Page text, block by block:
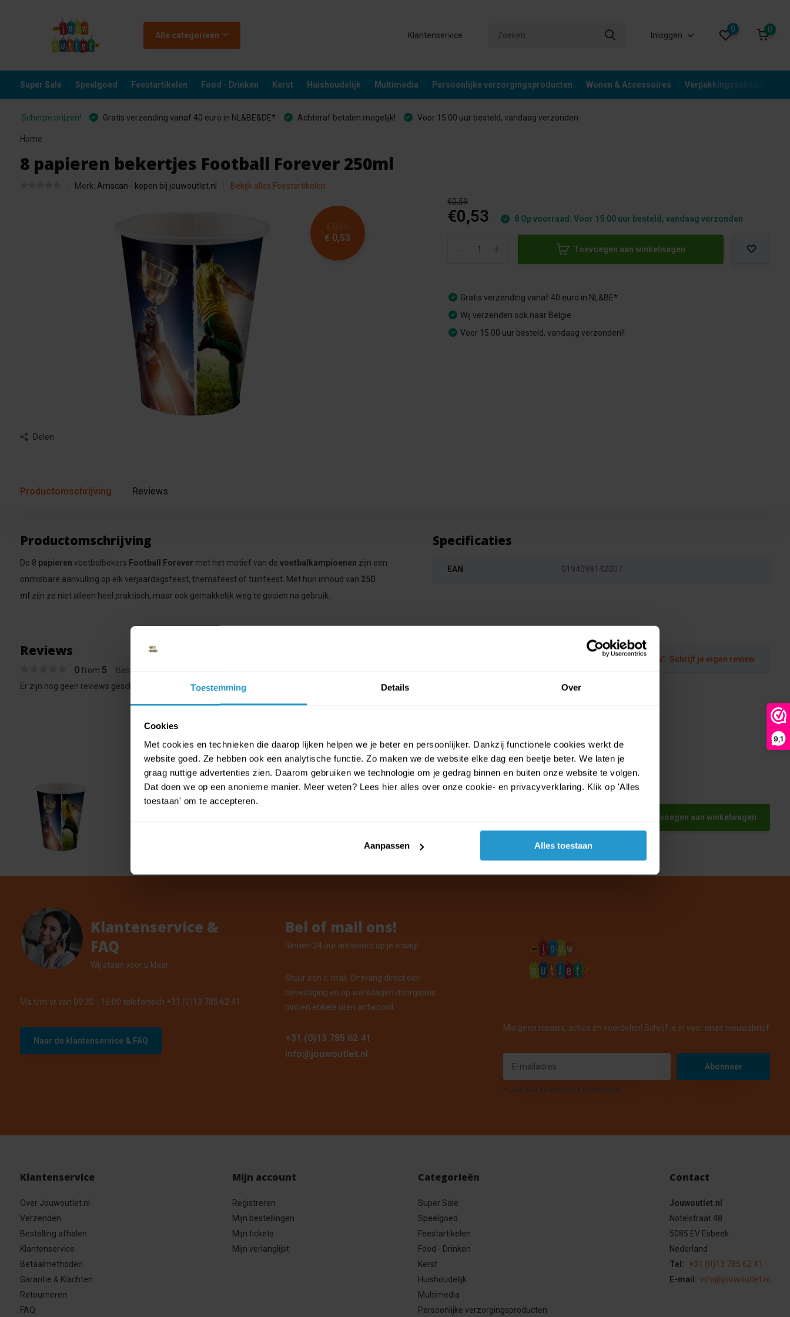
Toestemming Details Over
Cookies
Met cookies en technieken die daarop lijken helpen we je beter en persoonlijker. Dankzij functionele cookies werkt de
website goed. Ze hebben ook een analytische functie. Zo maken we de website elke dag een beetje beter. We laten je
graag nuttige advertenties zien. Daarom gebruiken we technologie om je gedrag binnen en buiten onze website te volgen.
Dat doen we op een anonieme manier. Meer weten? Lees hier alles over onze cookie- en privacyverklaring. Klik op 'Alles
toestaan' om te accepteren.
Aanpassen Alles toestaan
9,1
Alle categorieën Klantenservice Inloggen
0 0
Super Sale Speelgoed Feestartikelen Food - Drinken Kerst Huishoudelijk Multimedia Persoonlijke verzorgingsproducten Wonen & Accessoires Verpakkingsschade
Scherpe prijzen! Gratis verzending vanaf 40 euro in NL&BE&DE* Achteraf betalen mogelijk! Voor 15:00 uur besteld, vandaag verzonden
Home
8 papieren bekertjes Football Forever 250ml
Merk: Amscan - kopen bij jouwoutlet.nl Bekijk alles Feestartikelen
€ 0,59
€ 0,53
Delen
€0,59
€0,53 8 Op voorraad: Voor 15:00 uur besteld, vandaag verzonden
Toevoegen aan winkelwagen
Gratis verzending vanaf 40 euro in NL&BE*
Wij verzenden ook naar Belgie
Voor 15.00 uur besteld, vandaag verzonden!!
Productomschrijving Reviews
Productomschrijving
De 8 papieren voetbalbekers Football Forever met het motief van de voetbalkampioenen zijn een
onmisbare aanvulling op elk verjaardagsfeest, themafeest of tuinfeest. Met hun inhoud van 250
ml zijn ze niet alleen heel praktisch, maar ook gemakkelijk weg te gooien na gebruik.
Specificaties
EAN 0194099142007
Reviews
0from 5 Based on 0 reviews
Schrijf je eigen review
Er zijn nog geen reviews geschreven over dit product..
€ 0,59 8 papieren bekertjes Football Forever 250ml Toevoegen aan winkelwagen
Klantenservice &
FAQ
Wij staan voor u klaar.
Ma t/m vr van 09:30 - 16:00 telefonisch +31 (0)13 785 62 41
Naar de klantenservice & FAQ
Bel of mail ons!
Binnen 24 uur antwoord op je vraag!
Stuur een e-mail. Ontvang direct een
bevestiging en op werkdagen doorgaans
binnen enkele uren antwoord.
+31 (0)13 785 62 41
info@jouwoutlet.nl
Mis geen nieuws, acties en voordelen! Schrijf je in voor onze nieuwsbrief
Abonneer
* Lees hier de wettelijke beperkingen
Klantenservice
Over Jouwoutlet.nl
Verzenden
Bestelling afhalen
Klantenservice
Betaalmethoden
Garantie & Klachten
Retourneren
FAQ
Mijn account
Registreren
Mijn bestellingen
Mijn tickets
Mijn verlanglijst
Categorieën
Super Sale
Speelgoed
Feestartikelen
Food - Drinken
Kerst
Huishoudelijk
Multimedia
Persoonlijke verzorgingsproducten
Contact
Jouwoutlet.nl
Notelstraat 48
5085 EV Esbeek
Nederland
Tel:
+31 (0)13 785 62 41
E-mail: info@jouwoutlet.nl